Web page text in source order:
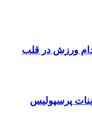
ورزش در قلب
پرسپولیس